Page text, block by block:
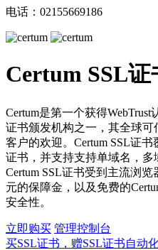
电话：02155669186
Certum SSL证
Certum是第一个获得
证书颁发机构之一，其全球可
客户的欢迎。Certum SSL证
证书，并支持支持单域名，
Certum SSL证书受到主流浏
元的保障金，以及免费的
安全性。
立即购买 管理控制台
买SSL证书，赠SSL证书自动